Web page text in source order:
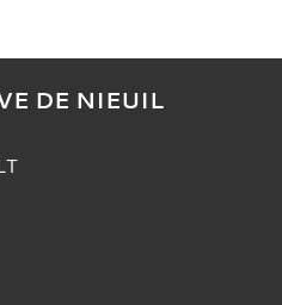
DE NIEUIL